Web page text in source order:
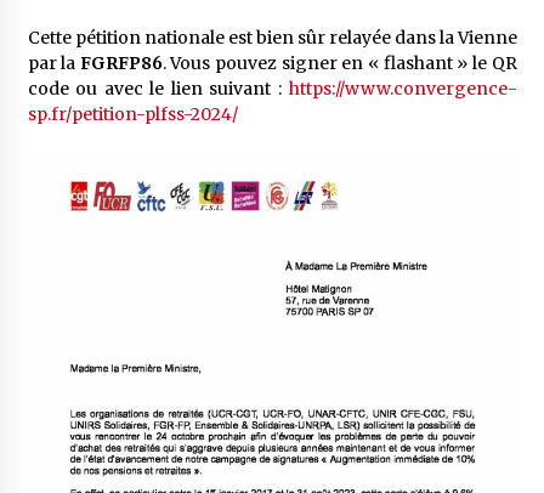
Cette pétition nationale est bien sûr relayée dans la Vienne
par la FGRFP86. Vous pouvez signer en « flashant » le QR
code ou avec le lien suivant : https://www.convergence-
sp.fr/petition-plfss-2024/